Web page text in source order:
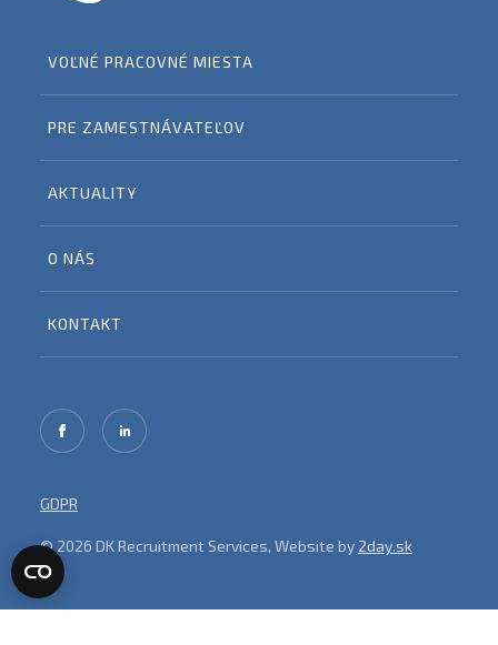
VOĽNÉ PRACOVNÉ MIESTA
PRE ZAMESTNÁVATEĽOV
AKTUALITY
O NÁS
KONTAKT
GDPR
© 2026 DK Recruitment Services, Website by 2day.sk